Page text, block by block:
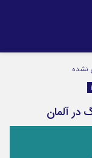
نشده
آلمان